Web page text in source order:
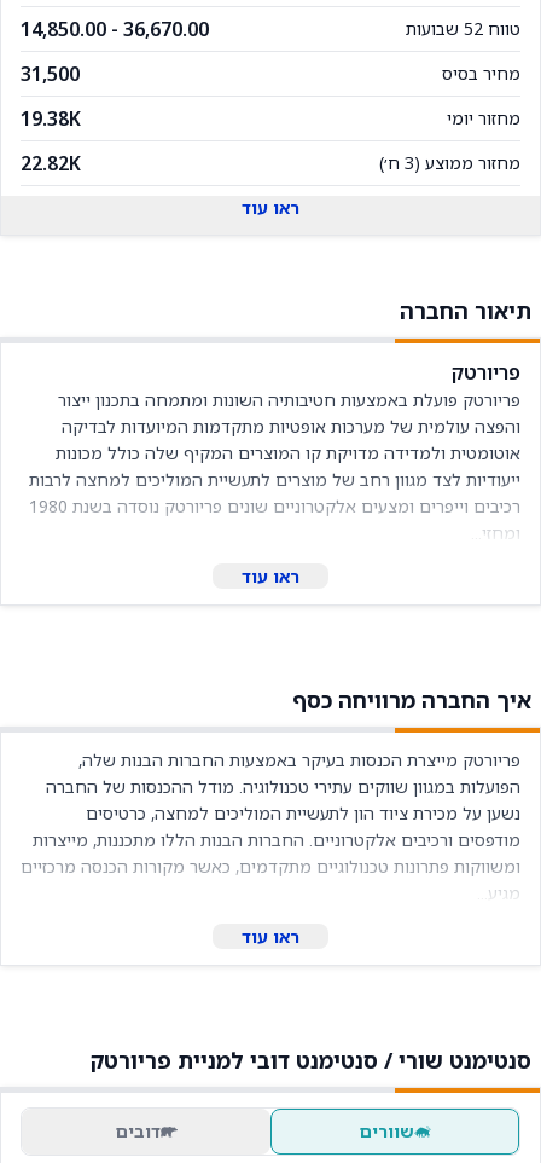
טווח 52 שבועות 14,850.00 - 36,670.00
מחיר בסיס 31,500
מחזור יומי 19.38K
מחזור ממוצע (3 ח׳) 22.82K
ראו עוד
תיאור החברה
פריורטק
ומחזי...
ראו עוד
איך החברה מרוויחה כסף
מגיע...
ראו עוד
סנטימנט שורי / סנטימנט דובי למניית פריורטק
שוורים דובים